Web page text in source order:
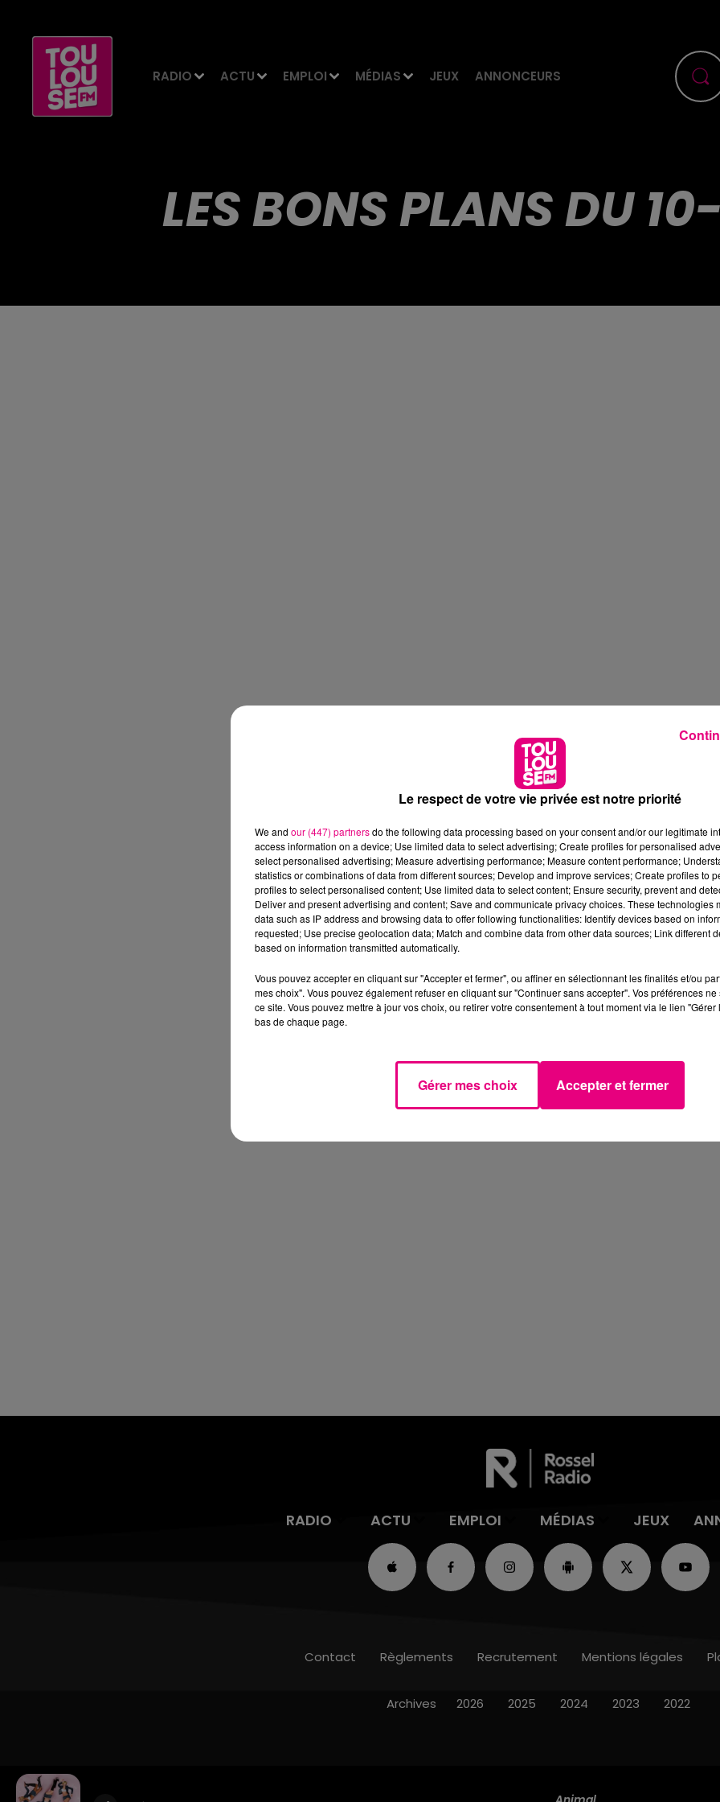
RADIO ACTU EMPLOI MÉDIAS JEUX ANNONCEURS
LES BONS PLANS DU
RADIO ACTU EMPLOI MÉDIAS JEUX
Contact Règlements Recrutement Mentions légales
Archives 2026 2025 2024 2023 2022
Le respect de votre vie privée est notre priorité
We and our (447) partnersdo the following data processing based on your consent and/or our legitimate
access information on a device; Use limited data to select advertising; Create profiles for personalised
select personalised advertising; Measure advertising performance; Measure content performance;
statistics or combinations of data from different sources; Develop and improve services; Create profiles to
profiles to select personalised content; Use limited data to select content; Ensure security, prevent and
Deliver and present advertising and content; Save and communicate privacy choices. These technologies
data such as IP address and browsing data to offer following functionalities: Identify devices based on
requested; Use precise geolocation data; Match and combine data from other data sources; Link different
based on information transmitted automatically.
Vous pouvez accepter en cliquant sur "Accepter et fermer", ou affiner en sélectionnant les finalités et/ou
mes choix". Vous pouvez également refuser en cliquant sur "Continuer sans accepter". Vos préférences
ce site. Vous pouvez mettre à jour vos choix, ou retirer votre consentement à tout moment via le lien
bas de chaque page.
Gérer mes choix Accepter et fermer